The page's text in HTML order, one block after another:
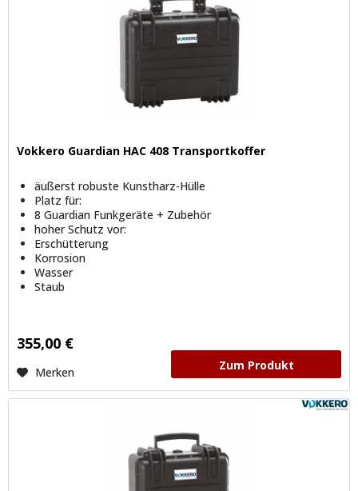
Vokkero Guardian HAC 408 Transportkoffer
äußerst robuste Kunstharz-Hülle
Platz für:
8 Guardian Funkgeräte + Zubehör
hoher Schutz vor:
Erschütterung
Korrosion
Wasser
Staub
355,00 €
Merken Zum Produkt